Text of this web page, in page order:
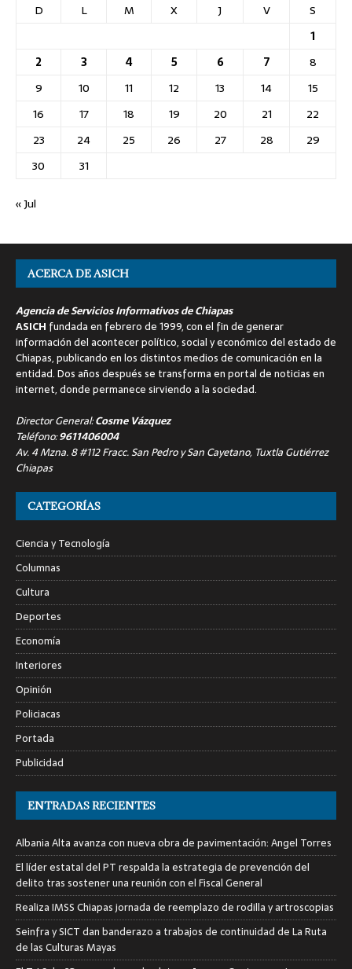
D
L M X J V
S
1
2
3 4 5 6 7
8
9
10 11 12 13 14
15
16
17 18 19 20 21
22
23
24 25 26 27 28
29
30
31
« Jul
ACERCA DE ASICH
Agencia de Servicios Informativos de Chiapas
ASICH fundada en febrero de 1999, con el fin de generar
información del acontecer político, social y económico del estado de
Chiapas, publicando en los distintos medios de comunicación en la
entidad. Dos años después se transforma en portal de noticias en
internet, donde permanece sirviendo a la sociedad.
Director General:Cosme Vázquez
Teléfono:9611406004
Av. 4 Mzna. 8 #112 Fracc. San Pedro y San Cayetano, Tuxtla Gutiérrez
Chiapas
CATEGORÍAS
Ciencia y Tecnología
Columnas
Cultura
Deportes
Economía
Interiores
Opinión
Policiacas
Portada
Publicidad
ENTRADAS RECIENTES
Albania Alta avanza con nueva obra de pavimentación: Angel Torres
El líder estatal del PT respalda la estrategia de prevención del
delito tras sostener una reunión con el Fiscal General
Realiza IMSS Chiapas jornada de reemplazo de rodilla y artroscopias
Seinfra y SICT dan banderazo a trabajos de continuidad de La Ruta
de las Culturas Mayas